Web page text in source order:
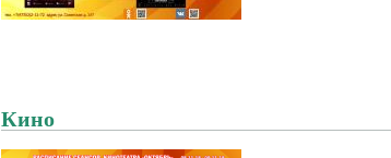
Кино